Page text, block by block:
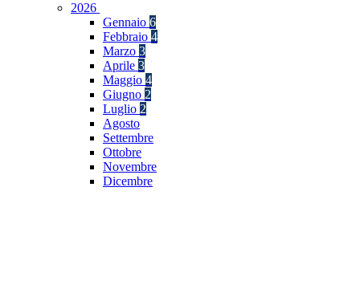
2026
Gennaio 6
Febbraio 4
Marzo 3
Aprile 3
Maggio 4
Giugno 2
Luglio 2
Agosto
Settembre
Ottobre
Novembre
Dicembre